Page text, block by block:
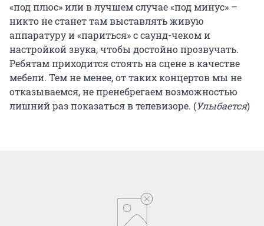
«под плюс» или в лучшем случае «под минус» –
никто не станет там выставлять живую
аппаратуру и «париться» с саунд-чеком и
настройкой звука, чтобы достойно прозвучать.
Ребятам приходится стоять на сцене в качестве
мебели. Тем не менее, от таких концертов мы не
отказываемся, не пренебрегаем возможностью
лишний раз показаться в телевизоре. (Улыбается)